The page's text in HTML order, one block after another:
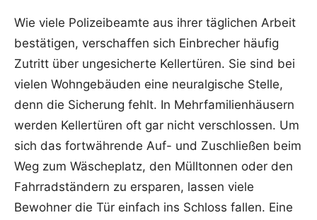
Wie viele Polizeibeamte aus ihrer täglichen Arbeit
bestätigen, verschaffen sich Einbrecher häufig
Zutritt über ungesicherte Kellertüren. Sie sind bei
vielen Wohngebäuden eine neuralgische Stelle,
denn die Sicherung fehlt. In Mehrfamilienhäusern
werden Kellertüren oft gar nicht verschlossen. Um
sich das fortwährende Auf- und Zuschließen beim
Weg zum Wäscheplatz, den Mülltonnen oder den
Fahrradständern zu ersparen, lassen viele
Bewohner die Tür einfach ins Schloss fallen. Eine